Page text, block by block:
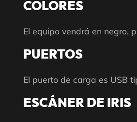
COLORES
El equipo vendrá en negro,
PUERTOS
El puerto de carga es USB
ESCÁNER DE IRIS